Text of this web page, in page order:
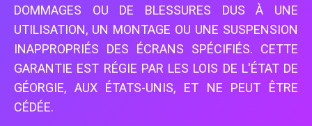
DOMMAGES OU DE BLESSURES DUS À UNE
UTILISATION, UN MONTAGE OU UNE SUSPENSION
INAPPROPRIÉS DES ÉCRANS SPÉCIFIÉS. CETTE
GARANTIE EST RÉGIE PAR LES LOIS DE L'ÉTAT DE
GÉORGIE, AUX ÉTATS-UNIS, ET NE PEUT ÊTRE
CÉDÉE.